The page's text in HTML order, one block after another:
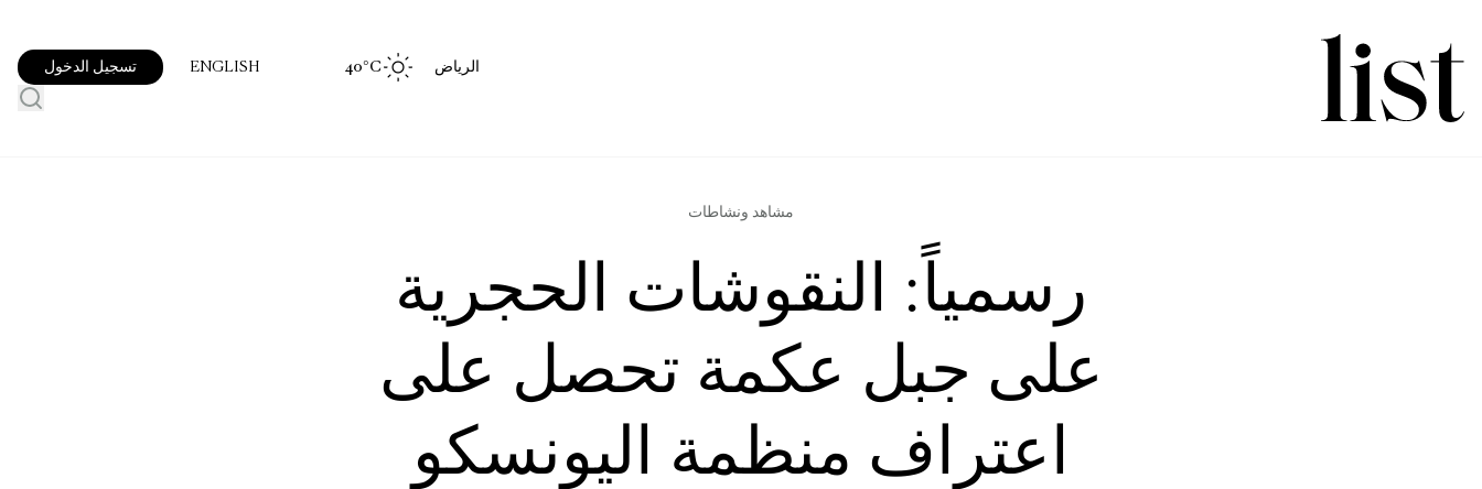
الرياض 40 °C
ENGLISH تسجيل الدخول
مشاهد ونشاطات
رسمياً: النقوشات الحجرية
على جبل عكمة تحصل على
اعتراف منظمة اليونسكو